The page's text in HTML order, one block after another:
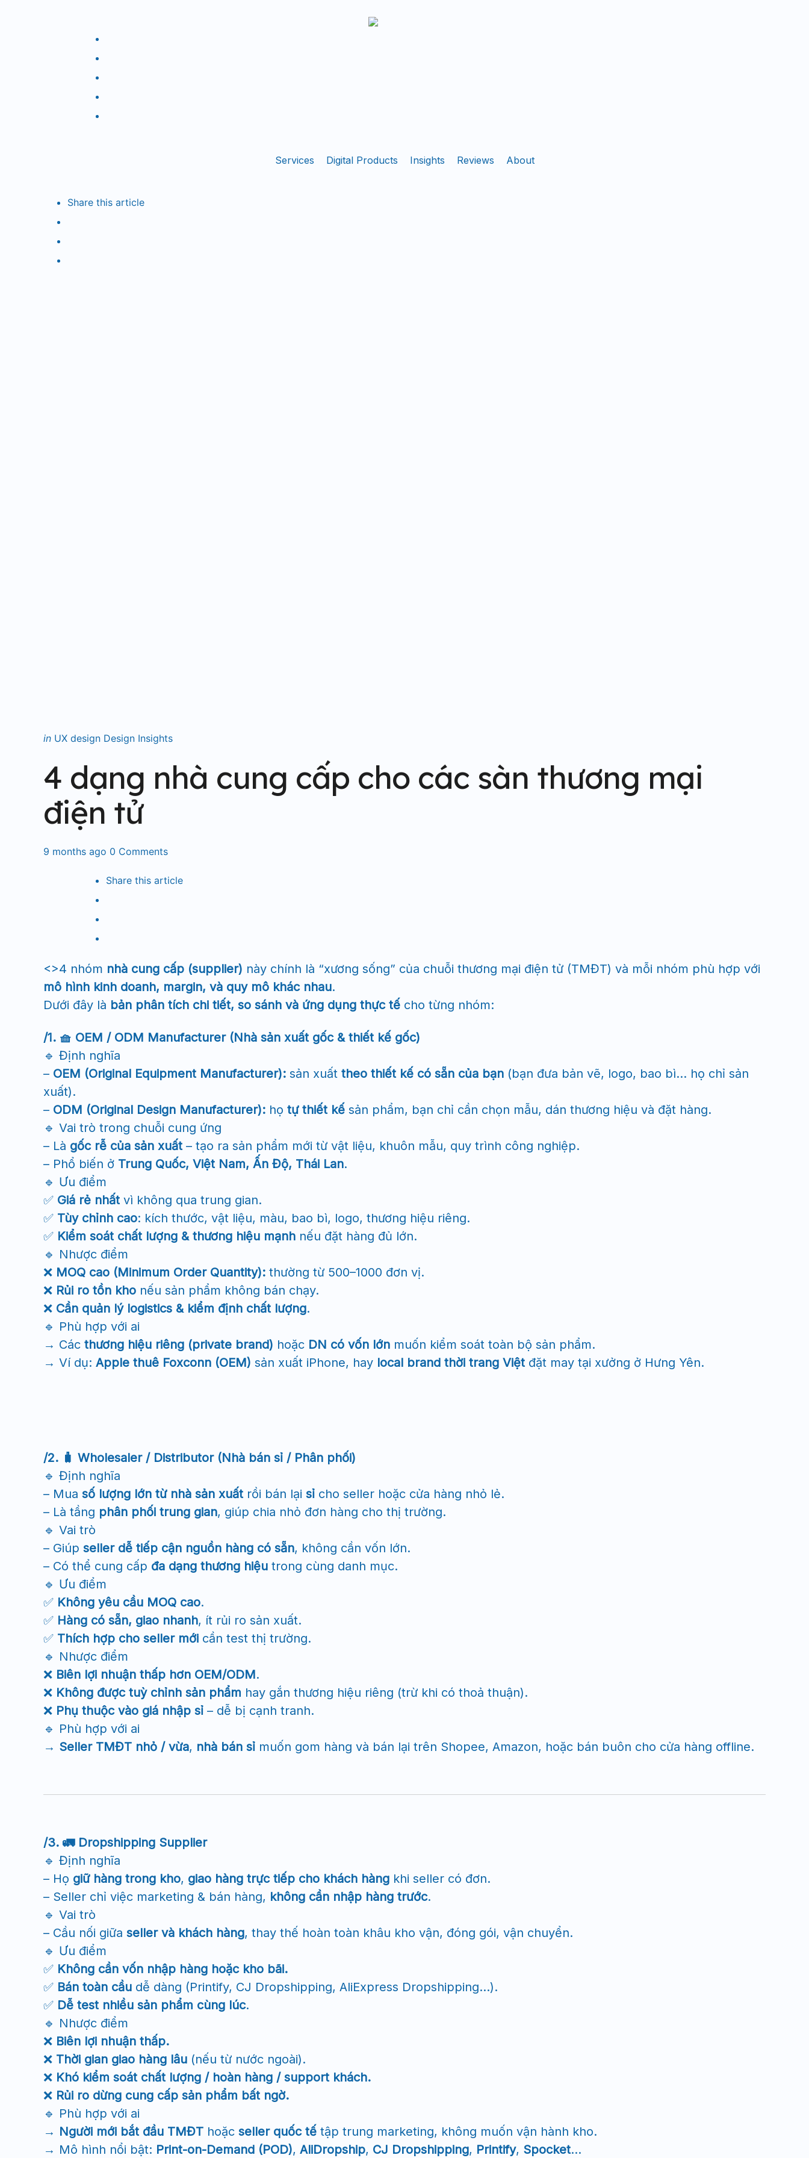
Services Digital Products Insights Reviews About
Share this article
Categories
Posted
in UX design Design Insights
4 dạng nhà cung cấp cho các sàn thương mại
điện tử
9 months ago 0 Comments
Share this article
<>4 nhóm nhà cung cấp (supplier) này chính là “xương sống” của chuỗi thương mại điện tử (TMĐT) và mỗi nhóm phù hợp với
mô hình kinh doanh, margin, và quy mô khác nhau.
Dưới đây là bản phân tích chi tiết, so sánh và ứng dụng thực tế cho từng nhóm:
/1. 🧺 OEM / ODM Manufacturer (Nhà sản xuất gốc & thiết kế gốc)
🔹 Định nghĩa
– OEM (Original Equipment Manufacturer): sản xuất theo thiết kế có sẵn của bạn (bạn đưa bản vẽ, logo, bao bì… họ chỉ sản
xuất).
– ODM (Original Design Manufacturer): họ tự thiết kế sản phẩm, bạn chỉ cần chọn mẫu, dán thương hiệu và đặt hàng.
🔹 Vai trò trong chuỗi cung ứng
– Là gốc rễ của sản xuất– tạo ra sản phẩm mới từ vật liệu, khuôn mẫu, quy trình công nghiệp.
– Phổ biến ở Trung Quốc, Việt Nam, Ấn Độ, Thái Lan.
🔹 Ưu điểm
✅ Giá rẻ nhấtvì không qua trung gian.
✅ Tùy chỉnh cao: kích thước, vật liệu, màu, bao bì, logo, thương hiệu riêng.
✅ Kiểm soát chất lượng & thương hiệu mạnh nếu đặt hàng đủ lớn.
🔹 Nhược điểm
❌ MOQ cao (Minimum Order Quantity): thường từ 500–1000 đơn vị.
❌ Rủi ro tồn kho nếu sản phẩm không bán chạy.
❌ Cần quản lý logistics & kiểm định chất lượng.
🔹 Phù hợp với ai
→ Các thương hiệu riêng (private brand) hoặc DN có vốn lớn muốn kiểm soát toàn bộ sản phẩm.
→ Ví dụ: Apple thuê Foxconn (OEM) sản xuất iPhone, hay local brand thời trang Việtđặt may tại xưởng ở Hưng Yên.
/2. 🧳 Wholesaler / Distributor (Nhà bán sỉ / Phân phối)
🔹 Định nghĩa
– Mua số lượng lớn từ nhà sản xuấtrồi bán lại sỉ cho seller hoặc cửa hàng nhỏ lẻ.
– Là tầng phân phối trung gian, giúp chia nhỏ đơn hàng cho thị trường.
🔹 Vai trò
– Giúp seller dễ tiếp cận nguồn hàng có sẵn, không cần vốn lớn.
– Có thể cung cấp đa dạng thương hiệu trong cùng danh mục.
🔹 Ưu điểm
✅ Không yêu cầu MOQ cao.
✅ Hàng có sẵn, giao nhanh, ít rủi ro sản xuất.
✅ Thích hợp cho seller mới cần test thị trường.
🔹 Nhược điểm
❌ Biên lợi nhuận thấp hơn OEM/ODM.
❌ Không được tuỳ chỉnh sản phẩm hay gắn thương hiệu riêng (trừ khi có thoả thuận).
❌ Phụ thuộc vào giá nhập sỉ – dễ bị cạnh tranh.
🔹 Phù hợp với ai
→ Seller TMĐT nhỏ / vừa, nhà bán sỉ muốn gom hàng và bán lại trên Shopee, Amazon, hoặc bán buôn cho cửa hàng offline.
/3. 🚛 Dropshipping Supplier
🔹 Định nghĩa
– Họ giữ hàng trong kho, giao hàng trực tiếp cho khách hàng khi seller có đơn.
– Seller chỉ việc marketing & bán hàng, không cần nhập hàng trước.
🔹 Vai trò
– Cầu nối giữa seller và khách hàng, thay thế hoàn toàn khâu kho vận, đóng gói, vận chuyển.
🔹 Ưu điểm
✅ Không cần vốn nhập hàng hoặc kho bãi.
✅ Bán toàn cầu dễ dàng (Printify, CJ Dropshipping, AliExpress Dropshipping…).
✅ Dễ test nhiều sản phẩm cùng lúc.
🔹 Nhược điểm
❌ Biên lợi nhuận thấp.
❌ Thời gian giao hàng lâu (nếu từ nước ngoài).
❌ Khó kiểm soát chất lượng / hoàn hàng / support khách.
❌ Rủi ro dừng cung cấp sản phẩm bất ngờ.
🔹 Phù hợp với ai
→ Người mới bắt đầu TMĐT hoặc seller quốc tế tập trung marketing, không muốn vận hành kho.
→ Mô hình nổi bật: Print-on-Demand (POD), AliDropship, CJ Dropshipping, Printify, Spocket…